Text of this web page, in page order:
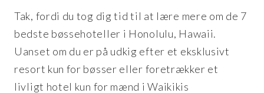
Tak, fordi du tog dig tid til at lære mere om de 7
bedste bøssehoteller i Honolulu, Hawaii.
Uanset om du er på udkig efter et eksklusivt
resort kun for bøsser eller foretrækker et
livligt hotel kun for mænd i Waikikis